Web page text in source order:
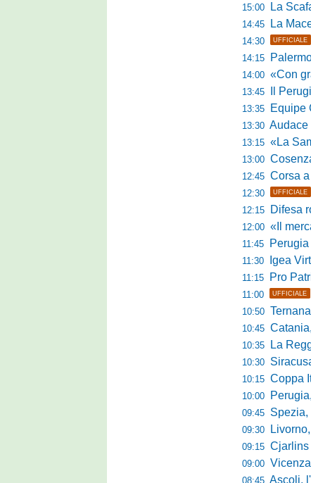
15:00 La
14:45 La
14:30 UFFICIALE
14:15 Palermo
14:00 «Con grande
13:45 Il
13:35 Equipe
13:30 Audace
13:15 «La Samb è
13:00
12:45 Corsa a
12:30 UFFICIALE
12:15 Difesa
12:00 «Il
11:45
11:30 Igea
11:15 Pro
11:00 UFFICIALE
10:50 Ternana,
10:45 Catania,
10:35 La
10:30 Siracusa,
10:15 Coppa Italia
10:00 Perugia, sei
09:45 Spezia,
09:30 Livorno,
09:15 Cjarlins
09:00 Vicenza,
08:45 Ascoli, l'allarme